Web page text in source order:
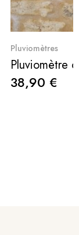
Pluviomètres
38,90 €